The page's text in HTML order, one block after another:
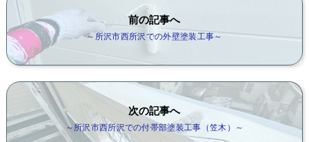
前の記事へ
～所沢市西所沢での外壁塗装工事～
次の記事へ
～所沢市西所沢での付帯部塗装工事（笠木）～